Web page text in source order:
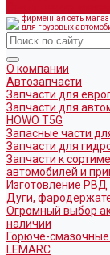
фирменная сеть
для грузовых
О компании
Автозапчасти
Запчасти для
Запчасти для
HOWO T5G
Запасные части
Запчасти для
Запчасти к
автомобилей и
Изготовление РВД
Дуги,
Огромный выбор
наличии
Горюче-
LEMARC